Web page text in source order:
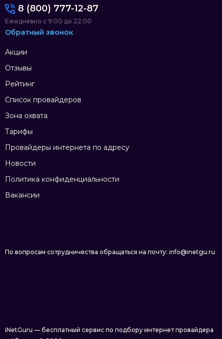
Акции
Отзывы
Рейтинг
Список провайдеров
Зона охвата
Тарифы
Провайдеры интернета по адресу
Новости
Политика конфиденциальности
Вакансии
8 (800) 777-12-87
Ежедневно с 9:00 до 22:00
Обратный звонок
По вопросам сотрудничества обращаться на почту: info@inetgu.ru
iNetGuru — бесплатный сервис по подбору интернет провайдера